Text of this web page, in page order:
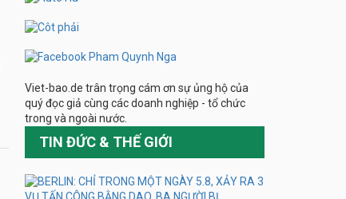
BERLIN: CHỈ TRONG MỘT NGÀY 5.8,
BA NGƯỜI BỊ...
06/08/2026 | 11:12
Trang morgenpost.de đưa tin sốc sáng 6.8: Làn
sóng bạo lực bằng dao tại Berlin tiếp tục khiến
người dân lo ngại khi chỉ...
ĐỨC BẮT ĐẦU CUỘC ĐUA TÌM NGƯỜI
KẾ...
06/08/2026 | 10:42